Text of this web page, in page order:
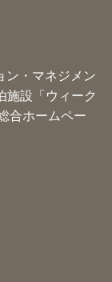
ン・マネジメン
施設「ウィーク
合ホームペー